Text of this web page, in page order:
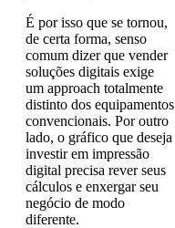
É por isso que se tornou,
de certa forma, senso
comum dizer que vender
soluções digitais exige
um approach totalmente
distinto dos equipamentos
convencionais. Por outro
lado, o gráfico que deseja
investir em impressão
digital precisa rever seus
cálculos e enxergar seu
negócio de modo
diferente.